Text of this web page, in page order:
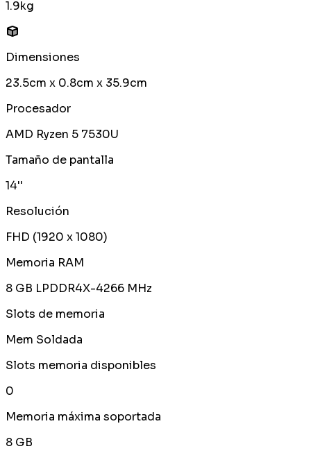
1.9kg
Dimensiones
23.5cm x 0.8cm x 35.9cm
Procesador
AMD Ryzen 5 7530U
Tamaño de pantalla
14''
Resolución
FHD (1920 x 1080)
Memoria RAM
8 GB LPDDR4X-4266 MHz
Slots de memoria
Mem Soldada
Slots memoria disponibles
0
Memoria máxima soportada
8 GB